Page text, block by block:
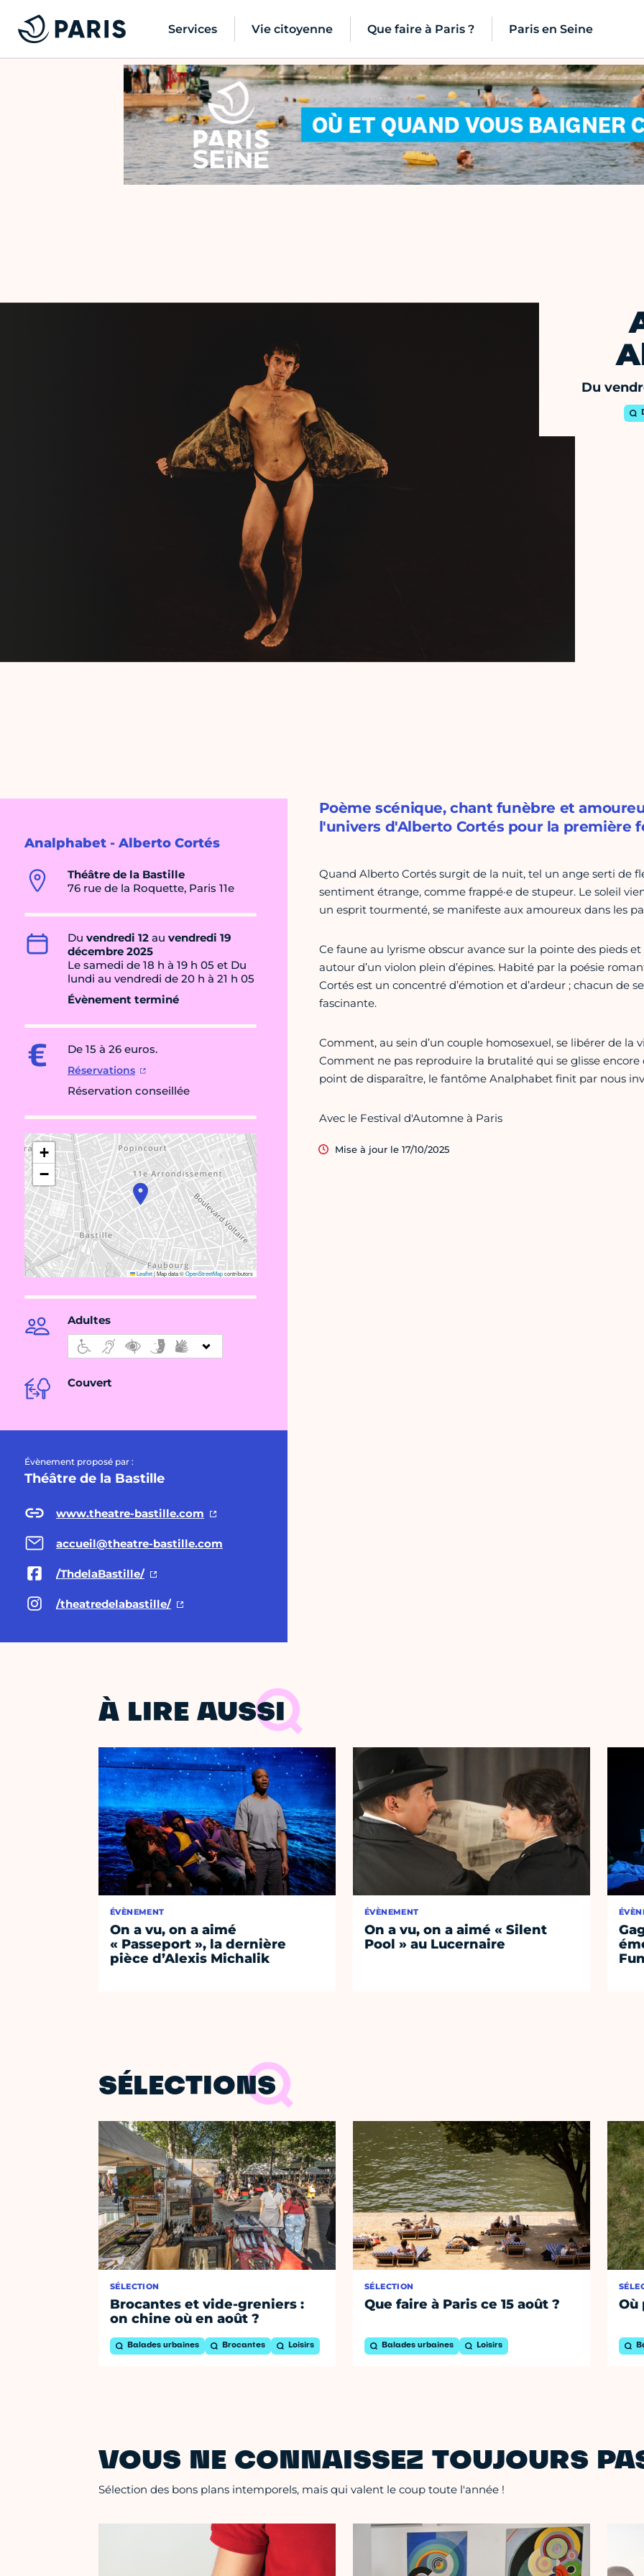
Services Vie citoyenne Que faire à Paris ? Paris en Seine
Du
Analphabet - Alberto Cortés
Théâtre de la Bastille
76 rue de la Roquette, Paris 11e
Du vendredi 12 au vendredi 19
décembre 2025
Le samedi de 18 h à 19 h 05 et Du
lundi au vendredi de 20 h à 21 h 05
Évènement terminé
De 15 à 26 euros.
Réservations
Réservation conseillée
+
−
Leaflet|Map data ©OpenStreetMapcontributors
Adultes
Couvert
Évènement proposé par :
Théâtre de la Bastille
www.theatre-bastille.com
accueil@theatre-bastille.com
/ThdelaBastille/
/theatredelabastille/
Poème scénique, chant funèbre et
l'univers d'Alberto Cortés pour la première
Quand Alberto Cortés surgit de la nuit, tel un ange serti de
sentiment étrange, comme frappé·e de stupeur. Le soleil
un esprit tourmenté, se manifeste aux amoureux dans les
Ce faune au lyrisme obscur avance sur la pointe des pieds
autour d’un violon plein d’épines. Habité par la poésie
Cortés est un concentré d’émotion et d’ardeur ; chacun de
fascinante.
Comment, au sein d’un couple homosexuel, se libérer de la
Comment ne pas reproduire la brutalité qui se glisse
point de disparaître, le fantôme Analphabet finit par nous
Avec le Festival d'Automne à Paris
Mise à jour le 17/10/2025
À LIRE AUSSI
ÉVÈNEMENT
On a vu, on a aimé
« Passeport », la dernière
pièce d’Alexis Michalik
ÉVÈNEMENT
On a vu, on a aimé « Silent
Pool » au Lucernaire
SÉLECTIONS
SÉLECTION
Brocantes et vide-greniers :
on chine où en août ?
Balades urbaines Brocantes Loisirs
SÉLECTION
Que faire à Paris ce 15 août ?
Balades urbaines Loisirs
Où
VOUS NE CONNAISSEZ TOUJOURS
Sélection des bons plans intemporels, mais qui valent le coup toute l'année !